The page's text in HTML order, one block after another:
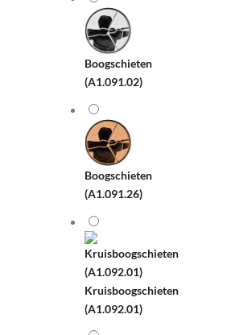
Boogschieten
(A1.091.02)
Boogschieten
(A1.091.26)
Kruisboogschieten
(A1.092.01)